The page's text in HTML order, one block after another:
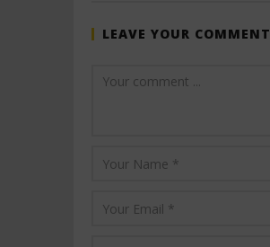
LEAVE YOUR COMMENT